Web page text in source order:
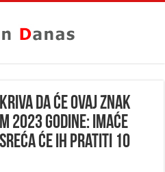
DA ĆE OVAJ ZNAK
2023 GODINE: Imaće
će ih pratiti 10